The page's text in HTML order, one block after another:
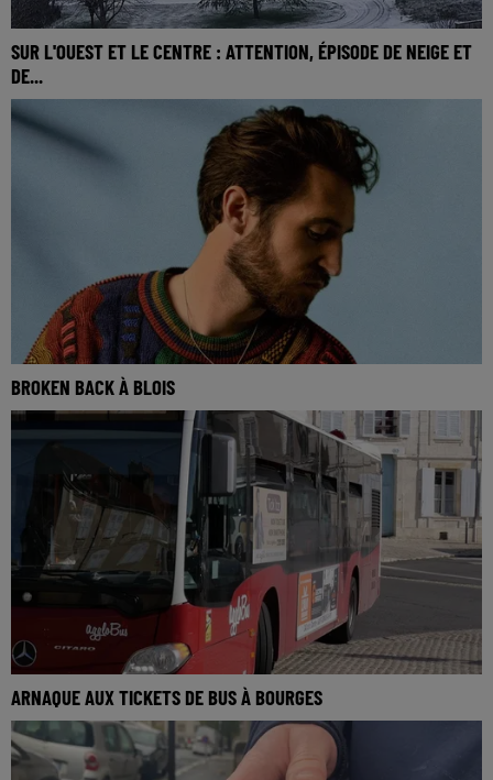
SUR L'OUEST ET LE CENTRE : ATTENTION, ÉPISODE DE NEIGE ET
DE...
BROKEN BACK À BLOIS
ARNAQUE AUX TICKETS DE BUS À BOURGES